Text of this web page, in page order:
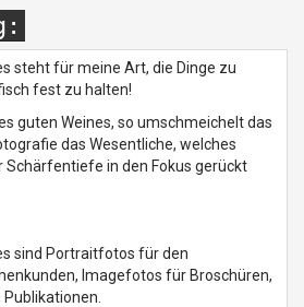
steht für meine Art, die Dinge zu
fest zu halten!
guten Weines, so umschmeichelt das
das Wesentliche, welches
Schärfentiefe in den Fokus gerückt
sind Portraitfotos für den
Imagefotos für Broschüren,